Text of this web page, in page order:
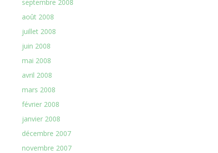
septembre 2008
août 2008
juillet 2008
juin 2008
mai 2008
avril 2008
mars 2008
février 2008
janvier 2008
décembre 2007
novembre 2007